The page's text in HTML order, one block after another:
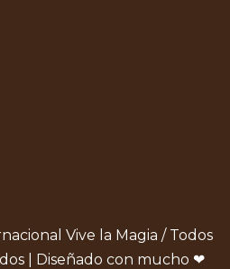
Vive la Magia / Todos
| Diseñado con mucho ❤